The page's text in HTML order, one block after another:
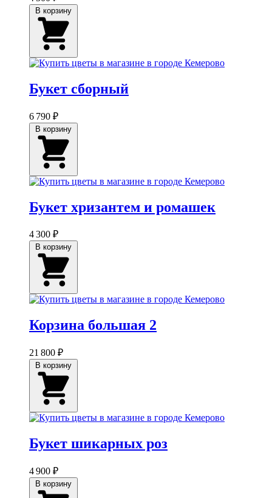
Букет сборный
6 790 ₽
Букет хризантем и ромашек
4 300 ₽
Корзина большая 2
21 800 ₽
Букет шикарных роз
4 900 ₽